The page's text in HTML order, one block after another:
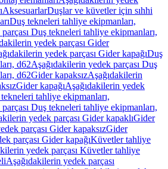
AksesuarlarDuşlar ve küvetler için sıhhi
Duş tekneleri tahliye ekipmanları,
Duş tekneleri tahliye ekipmanları,
yedek parçası Gider
yedek parçası Gider kapağıDuş
d62Aşağıdakilerin yedek parçası Duş
d62Gider kapaksızAşağıdakilerin
Gider kapağıAşağıdakilerin yedek
tahliye ekipmanları,
Duş tekneleri tahliye ekipmanları,
yedek parçası Gider kapaklıGider
parçası Gider kapaksızGider
parçası Gider kapağıKüvetler tahliye
yedek parçası Küvetler tahliye
Aşağıdakilerin yedek parçası